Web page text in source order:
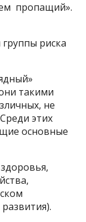
пропащий».
риска
такими
не
этих
основные